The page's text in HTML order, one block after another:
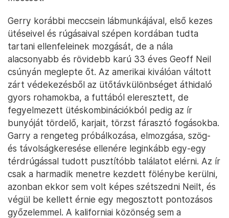
Gerry korábbi meccsein lábmunkájával, első kezes
ütéseivel és rúgásaival szépen kordában tudta
tartani ellenfeleinek mozgását, de a nála
alacsonyabb és rövidebb karú 33 éves Geoff Neil
csúnyán meglepte őt. Az amerikai kiválóan váltott
zárt védekezésből az ütőtávkülönbséget áthidaló
gyors rohamokba, a futtából eleresztett, de
fegyelmezett ütéskombinációkból pedig az ír
bunyóját tördelő, karjait, törzst fárasztó fogásokba.
Garry a rengeteg próbálkozása, elmozgása, szög-
és távolságkeresése ellenére leginkább egy-egy
térdrúgással tudott pusztítóbb találatot elérni. Az ír
csak a harmadik menetre kezdett fölénybe kerülni,
azonban ekkor sem volt képes szétszedni Neilt, és
végül be kellett érnie egy megosztott pontozásos
győzelemmel. A kaliforniai közönség sem a